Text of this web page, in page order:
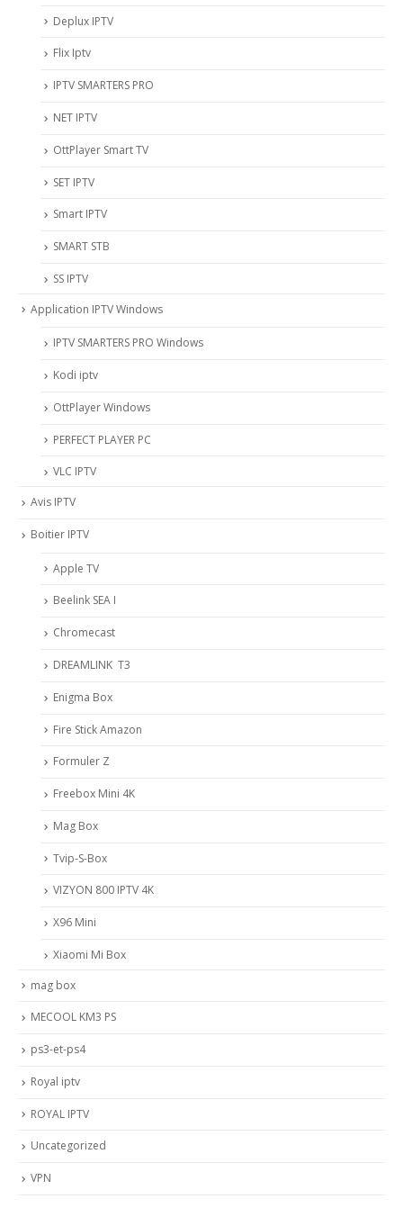
Deplux IPTV
Flix Iptv
IPTV SMARTERS PRO
NET IPTV
OttPlayer Smart TV
SET IPTV
Smart IPTV
SMART STB
SS IPTV
Application IPTV Windows
IPTV SMARTERS PRO Windows
Kodi iptv
OttPlayer Windows
PERFECT PLAYER PC
VLC IPTV
Avis IPTV
Boitier IPTV
Apple TV
Beelink SEA I
Chromecast
DREAMLINK T3
Enigma Box
Fire Stick Amazon
Formuler Z
Freebox Mini 4K
Mag Box
Tvip-S-Box
VIZYON 800 IPTV 4K
X96 Mini
Xiaomi Mi Box
mag box
MECOOL KM3 PS
ps3-et-ps4
Royal iptv
ROYAL IPTV
Uncategorized
VPN